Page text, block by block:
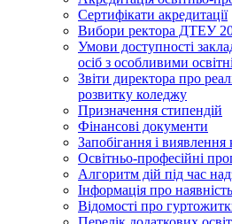
Сертифікати акредитації
Вибори ректора ДТЕУ
Умови доступності
осіб з особливими
Звіти директора про
розвитку коледжу
Призначення стипендій
Фінансові документи
Запобігання і виявлення
Освітньо-професійні
Алгоритм дій під час
Інформація про
Відомості про